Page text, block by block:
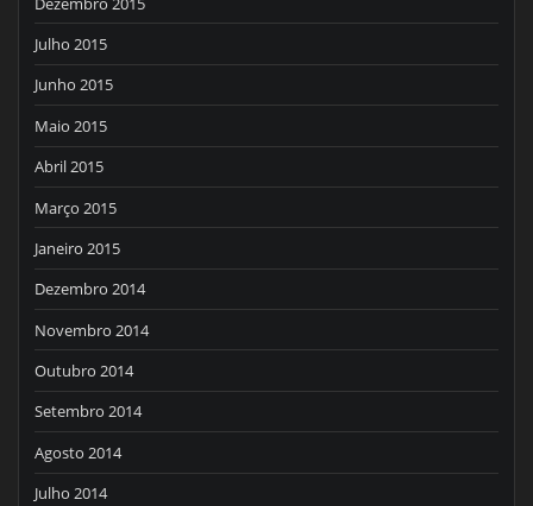
Julho 2015
Junho 2015
Maio 2015
Abril 2015
Março 2015
Janeiro 2015
Dezembro 2014
Novembro 2014
Outubro 2014
Setembro 2014
Agosto 2014
Julho 2014